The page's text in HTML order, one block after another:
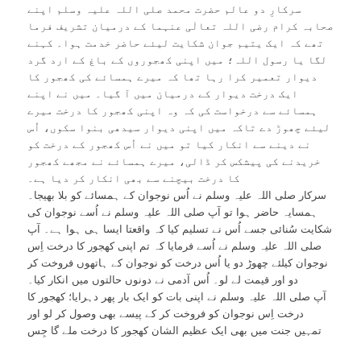
سرکارِ دو عالم حضرت محمد صلی اللہ علیہ وسلم اپنے
صحابہ کرام رضی اللہ تعالٰی عنہما کے درمیان تشریف فرما
تھے کہ ایک یتیم جوان شکایت لیئے حاضر خدمت ہوا۔ کہنے
لگا یا رسول اللہ؛ میں اپنی کھجوروں کے باغ کے ارد گرد
دیوار تعمیر کرا رہا تھا کہ میرے ہمسائے کی کھجور کا
ایک درخت دیوار کے درمیان میں آ گیا۔ میں نے اپنے
ہمسائے سے درخواست کی کہ وہ اپنی کھجور کا درخت میرے
لیئے چھوڑ دے تاکہ میں اپنی دیوار سیدھی بنوا سکوں، اُس
نے دینے سے انکار کیا تو میں نے اُس کھجور کے درخت کو
خریدنے کی پیشکس کر ڈالی، میرے ہمسائے نے مجھے کھجور
کا درخت بیچنے سے بھی انکار کر دیا ہے۔
سرکار صلی اللہ علیہ وسلم نے اُس نوجوان کے ہمسائے کو بلا بھیجا۔
ہمسایہ حاضر ہوا تو آپ صلی اللہ علیہ وسلم نے اُسے نوجوان کی
شکایت سُنائی جسے اُس نے تسلیم کیا کہ واقعتا ایسا ہی ہوا ہے۔ آپ
صلی اللہ علیہ وسلم نے اُسے فرمایا کہ تم اپنی کھجور کا درخت اِس
نوجوان کیلئے چھوڑ دو یا اُس درخت کو نوجوان کے ہاتھوں فروخت کر
دو اور قیمت لے لو۔ اُس آدمی نے دونوں حالتوں میں انکار کیا۔
آپ صلی اللہ علیہ وسلم نے اپنی بات کو ایک بار پھر دہرایا؛ کھجور کا
درخت اِس نوجوان کو فروخت کر کے پیسے بھی وصول کر لو اور
تمہیں جنت میں بھی ایک عظیم الشان کھجور کا درخت ملے گا جِس